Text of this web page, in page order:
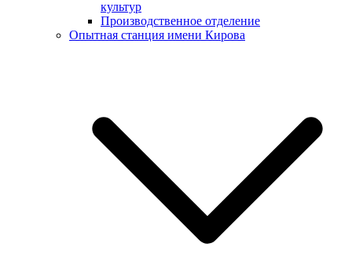
культур
Производственное отделение
Опытная станция имени Кирова